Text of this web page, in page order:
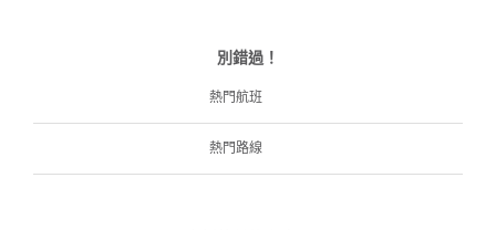
別錯過！
熱門航班
熱門路線